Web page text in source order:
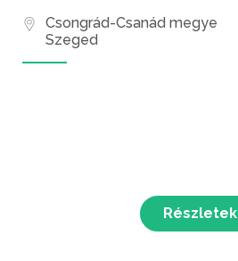
Csongrád-Csanád megye
Szeged
Részletek